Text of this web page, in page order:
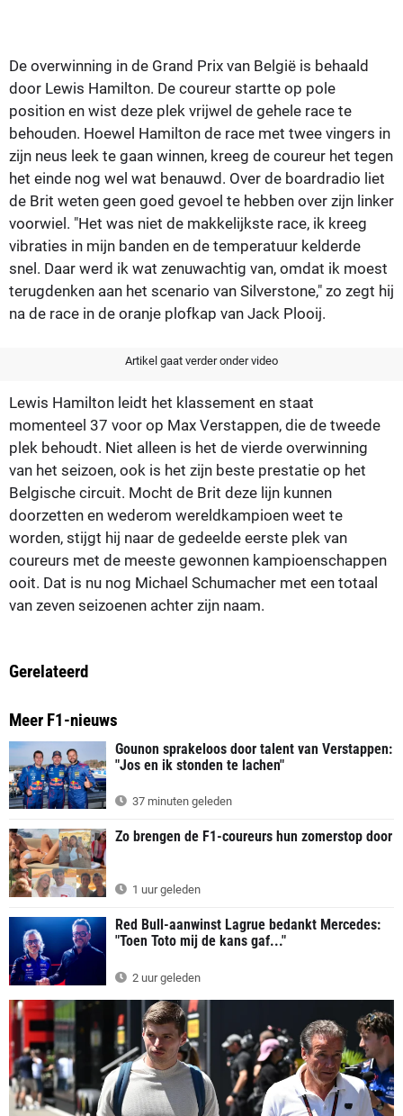
De overwinning in de Grand Prix van België is behaald
door Lewis Hamilton. De coureur startte op pole
position en wist deze plek vrijwel de gehele race te
behouden. Hoewel Hamilton de race met twee vingers in
zijn neus leek te gaan winnen, kreeg de coureur het tegen
het einde nog wel wat benauwd. Over de boardradio liet
de Brit weten geen goed gevoel te hebben over zijn linker
voorwiel. "Het was niet de makkelijkste race, ik kreeg
vibraties in mijn banden en de temperatuur kelderde
snel. Daar werd ik wat zenuwachtig van, omdat ik moest
terugdenken aan het scenario van Silverstone," zo zegt hij
na de race in de oranje plofkap van Jack Plooij.
Artikel gaat verder onder video
Lewis Hamilton leidt het klassement en staat
momenteel 37 voor op Max Verstappen, die de tweede
plek behoudt. Niet alleen is het de vierde overwinning
van het seizoen, ook is het zijn beste prestatie op het
Belgische circuit. Mocht de Brit deze lijn kunnen
doorzetten en wederom wereldkampioen weet te
worden, stijgt hij naar de gedeelde eerste plek van
coureurs met de meeste gewonnen kampioenschappen
ooit. Dat is nu nog Michael Schumacher met een totaal
van zeven seizoenen achter zijn naam.
Gerelateerd
Meer F1-nieuws
Gounon sprakeloos door talent van Verstappen:
"Jos en ik stonden te lachen"
37 minuten geleden
Zo brengen de F1-coureurs hun zomerstop door
1 uur geleden
Red Bull-aanwinst Lagrue bedankt Mercedes:
"Toen Toto mij de kans gaf..."
2 uur geleden